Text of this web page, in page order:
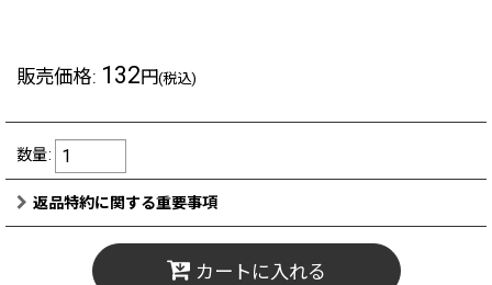
販売価格: 132円(税込)
数量:
返品特約に関する重要事項
カートに入れる